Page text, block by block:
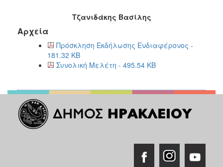
Τζανιδάκης Βασίλης
Αρχεία
Πρόσκληση Εκδήλωσης Ενδιαφέρονος -
181.32 KB
Συνολική Μελέτη - 495.54 KB